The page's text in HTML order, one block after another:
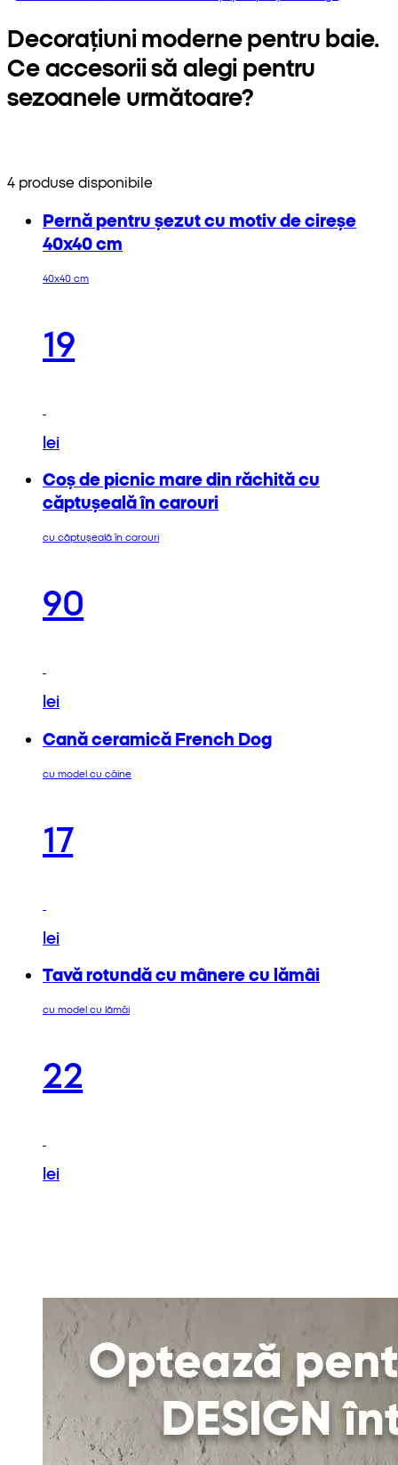
Decorațiuni moderne pentru baie.
Ce accesorii să alegi pentru
sezoanele următoare?
4 produse disponibile
Pernă pentru șezut cu motiv de cireșe
40x40 cm
40x40 cm
19
lei
Coș de picnic mare din răchită cu
căptușeală în carouri
cu căptușeală în carouri
90
lei
Cană ceramică French Dog
cu model cu câine
17
lei
Tavă rotundă cu mânere cu lămâi
cu model cu lămâi
22
lei